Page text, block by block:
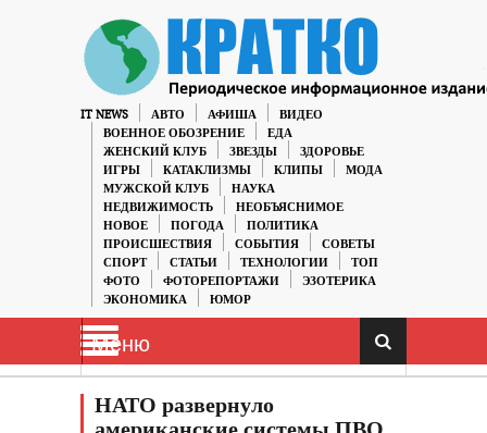
IT NEWS АВТО АФИША
ВИДЕО
ВОЕННОЕ ОБОЗРЕНИЕ
ЕДА
ЖЕНСКИЙ КЛУБ
ЗВЕЗДЫ
ЗДОРОВЬЕ
ИГРЫ
КАТАКЛИЗМЫ КЛИПЫ
МОДА
МУЖСКОЙ КЛУБ
НАУКА
НЕДВИЖИМОСТЬ
НЕОБЪЯСНИМОЕ
НОВОЕ
ПОГОДА
ПОЛИТИКА
ПРОИСШЕСТВИЯ
СОБЫТИЯ
СОВЕТЫ
СПОРТ
СТАТЬИ ТЕХНОЛОГИИ
ТОП
ФОТО
ФОТОРЕПОРТАЖИ
ЭЗОТЕРИКА
ЭКОНОМИКА
ЮМОР
Меню
НАТО развернуло